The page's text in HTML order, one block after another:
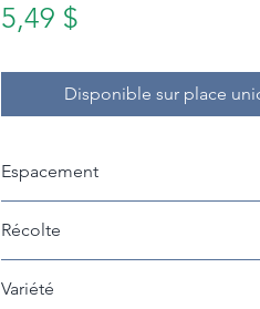
5,49 $
Disponible sur place
Espacement
Récolte
Variété